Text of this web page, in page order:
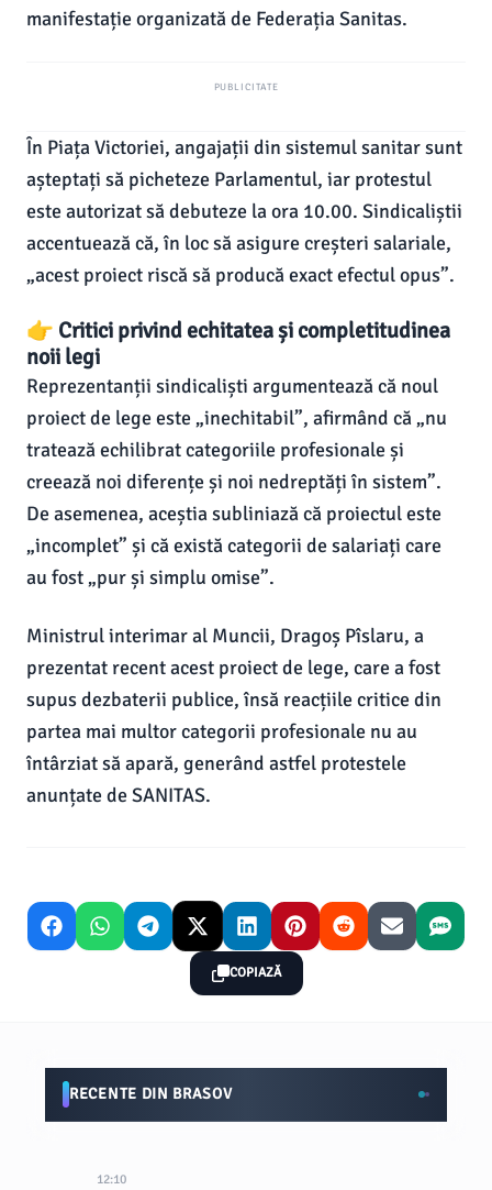
manifestație organizată de Federația Sanitas.
PUBLICITATE
În Piața Victoriei, angajații din sistemul sanitar sunt
așteptați să picheteze Parlamentul, iar protestul
este autorizat să debuteze la ora 10.00. Sindicaliștii
accentuează că, în loc să asigure creșteri salariale,
„acest proiect riscă să producă exact efectul opus”.
👉 Critici privind echitatea și completitudinea
noii legi
Reprezentanții sindicaliști argumentează că noul
proiect de lege este „inechitabil”, afirmând că „nu
tratează echilibrat categoriile profesionale și
creează noi diferențe și noi nedreptăți în sistem”.
De asemenea, aceștia subliniază că proiectul este
„incomplet” și că există categorii de salariați care
au fost „pur și simplu omise”.
Ministrul interimar al Muncii, Dragoș Pîslaru, a
prezentat recent acest proiect de lege, care a fost
supus dezbaterii publice, însă reacțiile critice din
partea mai multor categorii profesionale nu au
întârziat să apară, generând astfel protestele
anunțate de SANITAS.
COPIAZĂ
RECENTE DIN BRASOV
12:10